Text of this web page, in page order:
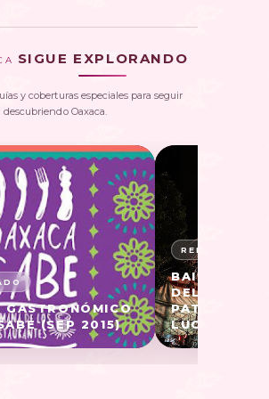
SIGUE EXPLORANDO
y coberturas especiales para seguir
descubriendo Oaxaca.
GASTRONÓMICO
(SEP 2015)
BAILE
DEL
PATRONAL
LUCÍA DEL